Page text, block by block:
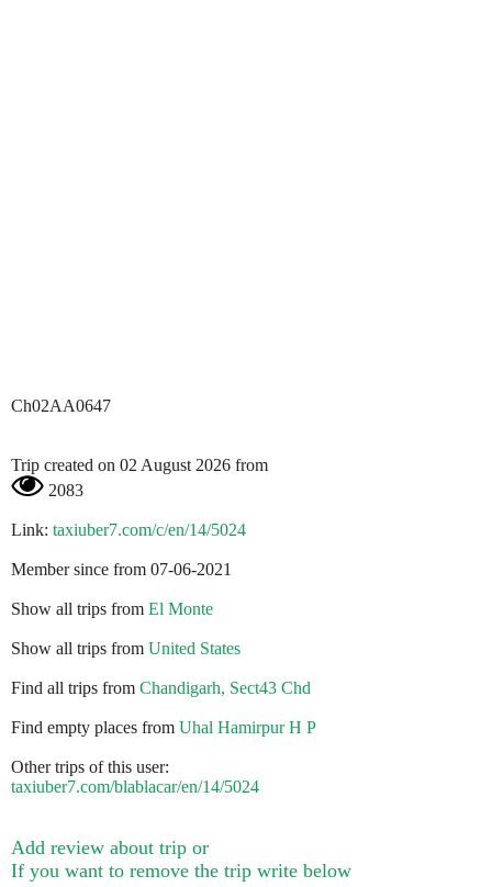
Ch02AA0647
Trip created on 02 August 2026 from
2083
Link: taxiuber7.com/c/en/14/5024
Member since from 07-06-2021
Show all trips from El Monte
Show all trips from United States
Find all trips from Chandigarh, Sect43 Chd
Find empty places from Uhal Hamirpur H P
Other trips of this user:
taxiuber7.com/blablacar/en/14/5024
Add review about trip or
If you want to remove the trip write below